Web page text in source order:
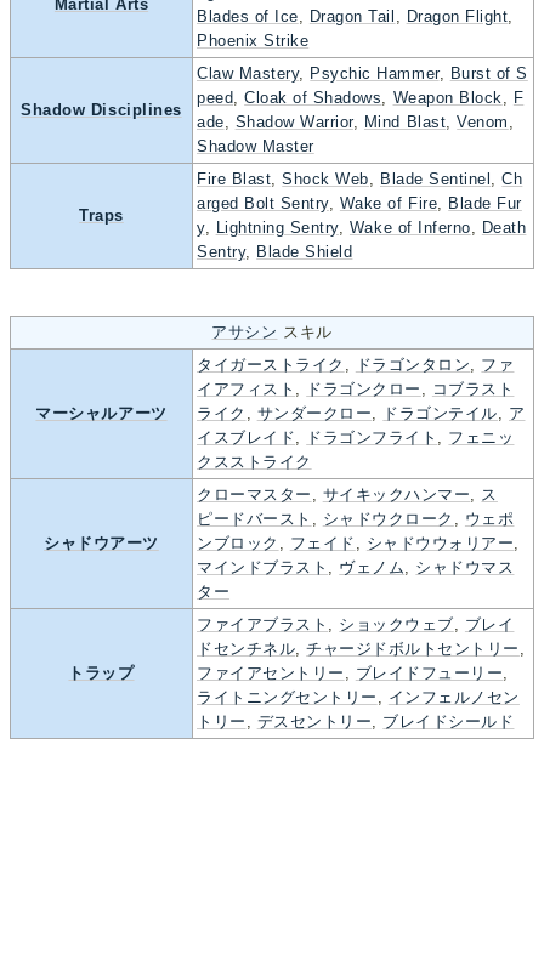
Martial Arts
Blades of Ice
Dragon Tail Dragon Flight
Phoenix Strike
Shadow Disciplines
Claw Mastery, Psychic Hammer,
Burst of S
peed ,Cloak of Shadows Weapon Block
F
ade
Shadow Warrior, Mind Blast ,Venom
Shadow Master
Traps
Fire Blast ,Shock Web Blade Sentinel ,Ch
arged Bolt Sentry, Wake of Fire
Blade Fur
y, Lightning Sentry, Wake of Inferno
Death
Sentry, Blade Shield
アサシン スキル
マーシャルアーツ
タイガーストライク , ドラゴンタロン, ファ
イアフィスト , ドラゴンクロー , コブラスト
ライク , サンダークロー, ドラゴンテイル, ア
イスブレイド, ドラゴンフライト , フェニッ
クスストライク
シャドウアーツ
クローマスター , サイキックハンマー, ス
ピードバースト , シャドウクローク , ウェポ
ンブロック , フェイド , シャドウウォリアー,
マインドブラスト , ヴェノム, シャドウマス
ター
トラップ
ファイアブラスト , ショックウェブ, ブレイ
ドセンチネル,チャージドボルトセントリー ,
ファイアセントリー , ブレイドフューリー,
ライトニングセントリー , インフェルノセン
トリー , デスセントリー, ブレイドシールド